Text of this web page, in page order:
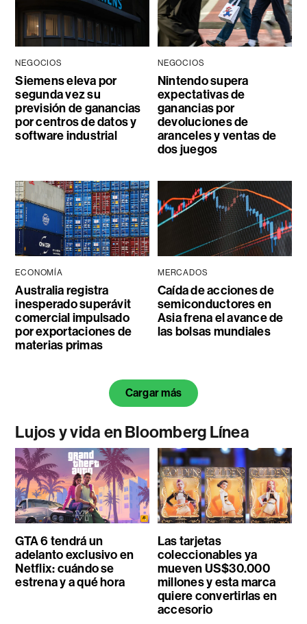
NEGOCIOS
Siemens eleva por
segunda vez su
previsión de ganancias
por centros de datos y
software industrial
NEGOCIOS
Nintendo supera
expectativas de
ganancias por
devoluciones de
aranceles y ventas de
dos juegos
ECONOMÍA
Australia registra
inesperado superávit
comercial impulsado
por exportaciones de
materias primas
MERCADOS
Caída de acciones de
semiconductores en
Asia frena el avance de
las bolsas mundiales
Cargar más
Lujos y vida en Bloomberg Línea
GTA 6 tendrá un
adelanto exclusivo en
Netflix: cuándo se
estrena y a qué hora
Las tarjetas
coleccionables ya
mueven US$30.000
millones y esta marca
quiere convertirlas en
accesorio